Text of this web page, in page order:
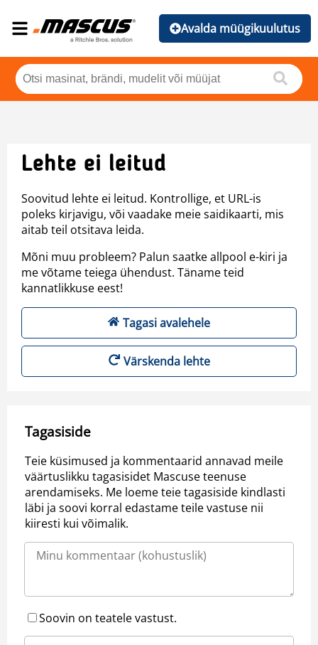
Avalda müügikuulutus
Lehte ei leitud
Soovitud lehte ei leitud. Kontrollige, et URL-is
poleks kirjavigu, või vaadake meie saidikaarti, mis
aitab teil otsitava leida.
Mõni muu probleem? Palun saatke allpool e-kiri ja
me võtame teiega ühendust. Täname teid
kannatlikkuse eest!
Tagasi avalehele
Värskenda lehte
Tagasiside
Teie küsimused ja kommentaarid annavad meile
väärtuslikku tagasisidet Mascuse teenuse
arendamiseks. Me loeme teie tagasiside kindlasti
läbi ja soovi korral edastame teile vastuse nii
kiiresti kui võimalik.
Soovin on teatele vastust.